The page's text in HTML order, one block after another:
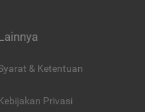
& Ketentuan
Privasi